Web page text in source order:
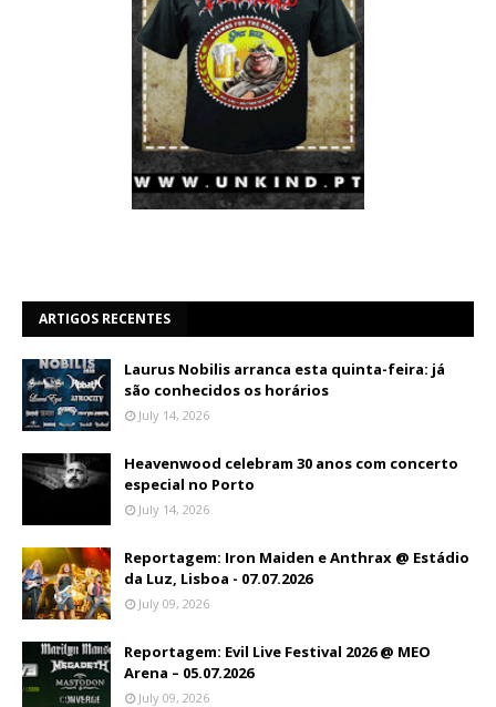
ARTIGOS RECENTES
Laurus Nobilis arranca esta quinta-feira: já
são conhecidos os horários
July 14, 2026
Heavenwood celebram 30 anos com concerto
especial no Porto
July 14, 2026
Reportagem: Iron Maiden e Anthrax @ Estádio
da Luz, Lisboa - 07.07.2026
July 09, 2026
Reportagem: Evil Live Festival 2026 @ MEO
Arena – 05.07.2026
July 09, 2026